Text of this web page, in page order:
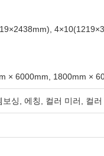
× 6000mm, 1800mm ×
싱, 에칭, 컬러 미러, 컬